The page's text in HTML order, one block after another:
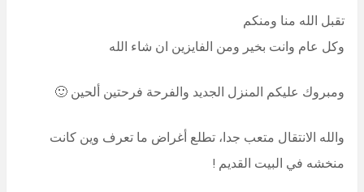
تقبل الله منا ومنكم
وكل عام وانت بخير ومن الفايزين ان شاء الله
ومبروك عليكم المنزل الجديد والفرحة فرحتين ألحين 🙂
والله الانتقال متعب جدا، تطلع أغراض ما تعرف وين كانت
منخشه في البيت القديم !